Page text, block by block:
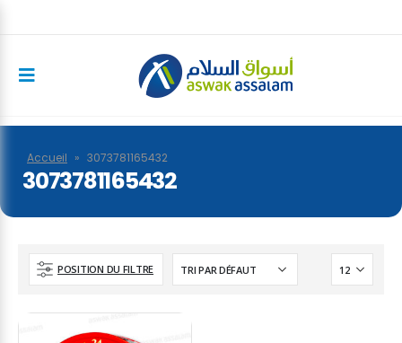
Accueil » 3073781165432
3073781165432
POSITION DU FILTRE